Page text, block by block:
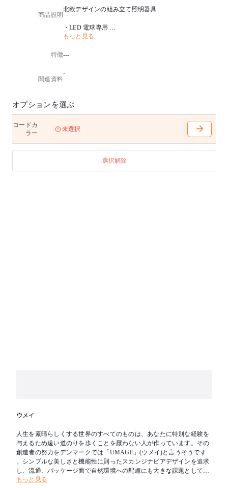
商品説明
北欧デザインの組み立て照明器具
・LED 電球専用
・フランジカバー別売
・推奨電球:LED 電球 E26/60 形相当× 3
球/消灯)
※ポリプロピレン製のシェードは、直射日光などの紫
外線、エアコンなどの風に常時当たる環境下で使用す
特記:海外製品のため、発送までにお時間を頂く場合が
合せくださいませ。
もっと見る
特徴---
関連資料
-
オプションを選ぶ
コードカ
ラー
未選択
選択解除
ウメイ
人生を素晴らしくする世界のすべてのものは、あなたに特別な経験を
与えるため遠い道のりを歩くことを厭わない人が作っています。その
創造者の努力をデンマークでは「UMAGE」(ウメイ)と言うそうです
。シンプルな美しさと機能性に則ったスカンジナビアデザインを追求
し、流通、パッケージ面で自然環境への配慮にも大きな課題として取
り組んでいるブランドです。
もっと見る